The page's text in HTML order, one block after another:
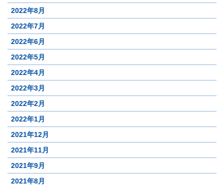
2022年8月
2022年7月
2022年6月
2022年5月
2022年4月
2022年3月
2022年2月
2022年1月
2021年12月
2021年11月
2021年9月
2021年8月